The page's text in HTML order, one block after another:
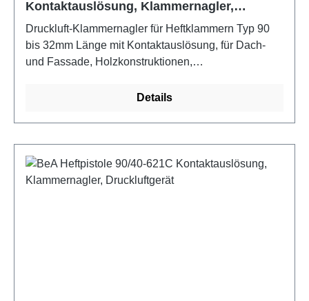
Kontaktauslösung, Klammernagler,
Druckluftgerät
Druckluft-Klammernagler für Heftklammern Typ 90
bis 32mm Länge mit Kontaktauslösung, für Dach-
und Fassade, Holzkonstruktionen,
Möbel- und Gestellbau, Tischlerei, Zimmerei,
Wartungsfreundlichkeit, integrierte Schalldämpfung
Details